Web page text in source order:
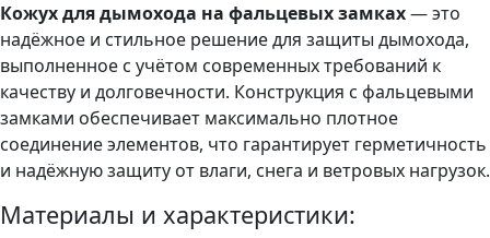
Кожух для дымохода на фальцевых замках— это
надёжное и стильное решение для защиты дымохода,
выполненное с учётом современных требований к
качеству и долговечности. Конструкция с фальцевыми
замками обеспечивает максимально плотное
соединение элементов, что гарантирует герметичность
и надёжную защиту от влаги, снега и ветровых нагрузок.
Материалы и характеристики: